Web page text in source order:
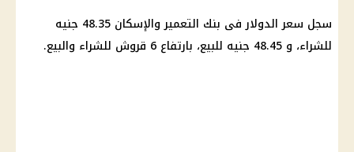
سجل سعر الدولار فى بنك التعمير والإسكان 48.35 جنيه
للشراء، و 48.45 جنيه للبيع، بارتفاع 6 قروش للشراء والبيع.